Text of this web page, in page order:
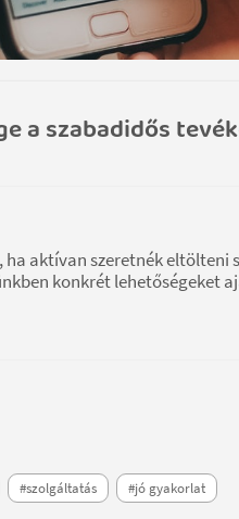
a szabadidős
aktívan szeretnék
konkrét lehetőségeket
#szolgáltatás #jó gyakorlat